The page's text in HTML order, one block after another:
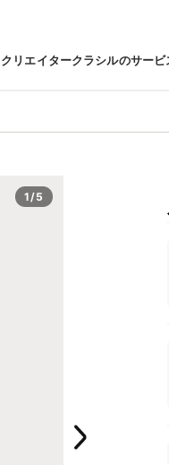
クリエイタークラシルのサービ
1/5